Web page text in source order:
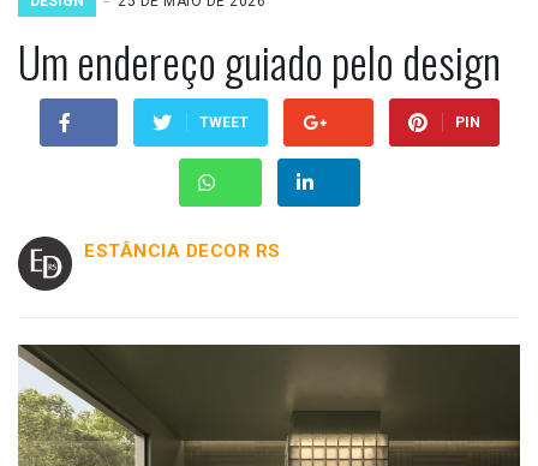
Um endereço guiado pelo design
TWEET PIN
ESTÂNCIA DECOR RS